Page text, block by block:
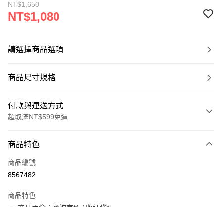
NT$1,650
NT$1,080
請選擇商品選項
商品尺寸規格
付款與運送方式
超取滿NT$599免運
信用卡一次付款
超商取貨付款
Apple Pay
商品特色
商品編號
8567482
商品特色